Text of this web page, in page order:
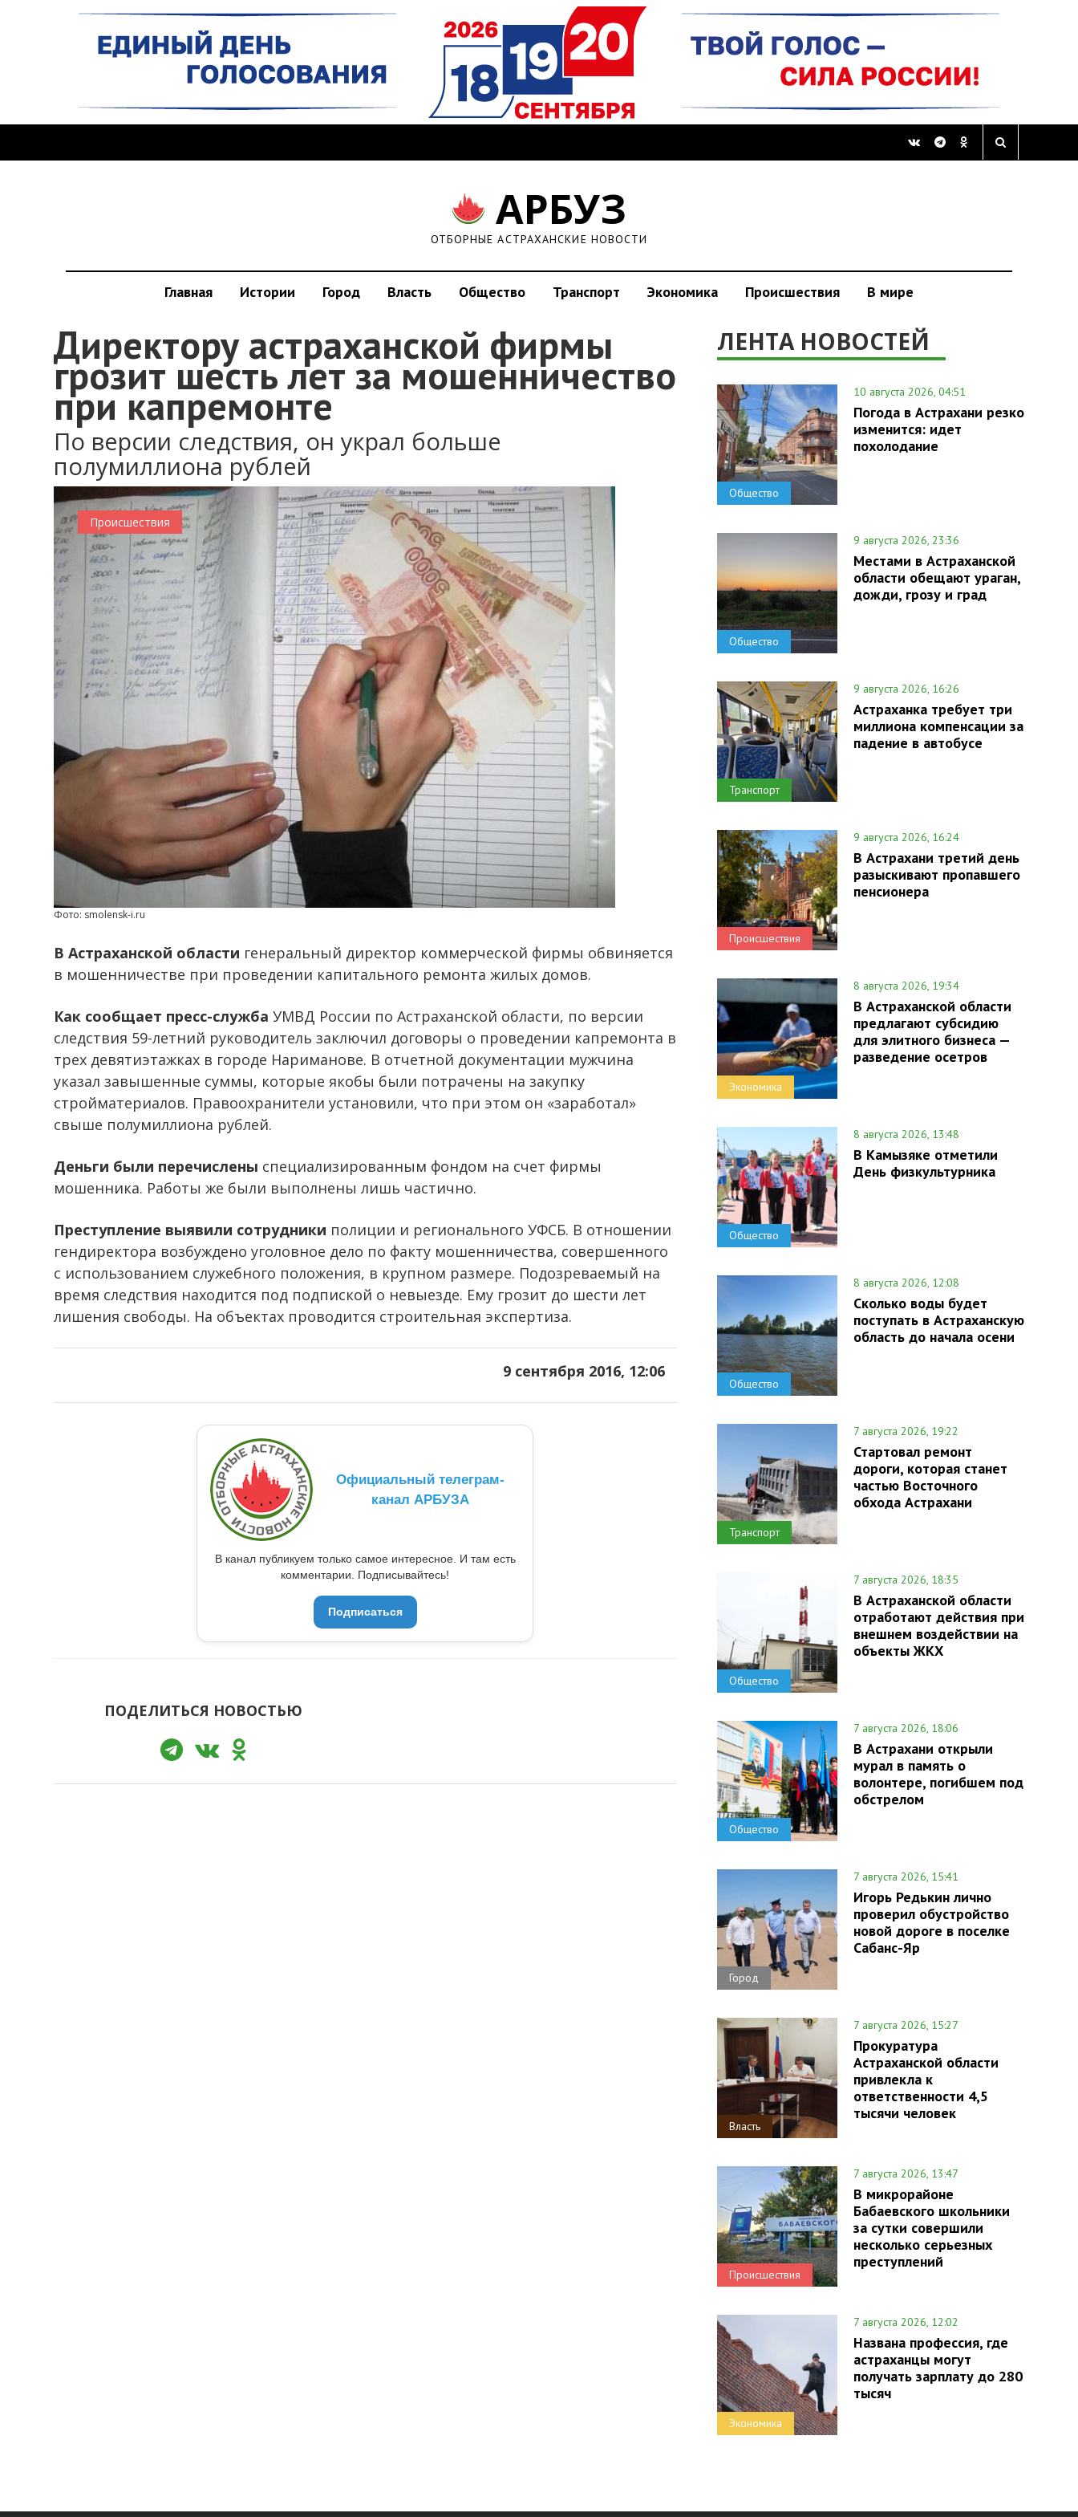
АРБУЗ
ОТБОРНЫЕ АСТРАХАНСКИЕ НОВОСТИ
Главная Истории Город Власть Общество Транспорт Экономика Происшествия В мире
Директору астраханской фирмы
грозит шесть лет за мошенничество
при капремонте
По версии следствия, он украл больше
полумиллиона рублей
0
Происшествия
Фото: smolensk-i.ru
В Астраханской области генеральный директор коммерческой фирмы обвиняется
в мошенничестве при проведении капитального ремонта жилых домов.
Как сообщает пресс-служба УМВД России по Астраханской области, по версии
следствия 59-летний руководитель заключил договоры о проведении капремонта в
трех девятиэтажках в городе Нариманове. В отчетной документации мужчина
указал завышенные суммы, которые якобы были потрачены на закупку
стройматериалов. Правоохранители установили, что при этом он «заработал»
свыше полумиллиона рублей.
Деньги были перечислены специализированным фондом на счет фирмы
мошенника. Работы же были выполнены лишь частично.
Преступление выявили сотрудники полиции и регионального УФСБ. В отношении
гендиректора возбуждено уголовное дело по факту мошенничества, совершенного
с использованием служебного положения, в крупном размере. Подозреваемый на
время следствия находится под подпиской о невыезде. Ему грозит до шести лет
лишения свободы. На объектах проводится строительная экспертиза.
9 сентября 2016, 12:06
Официальный телеграм-
канал АРБУЗА
В канал публикуем только самое интересное. И там есть
комментарии. Подписывайтесь!
Подписаться
ПОДЕЛИТЬСЯ НОВОСТЬЮ
ЛЕНТА НОВОСТЕЙ
Общество
10 августа 2026, 04:51
Погода в Астрахани резко
изменится: идет
похолодание
Общество
9 августа 2026, 23:36
Местами в Астраханской
области обещают ураган,
дожди, грозу и град
Транспорт
9 августа 2026, 16:26
Астраханка требует три
миллиона компенсации за
падение в автобусе
Происшествия
9 августа 2026, 16:24
В Астрахани третий день
разыскивают пропавшего
пенсионера
Экономика
8 августа 2026, 19:34
В Астраханской области
предлагают субсидию
для элитного бизнеса —
разведение осетров
Общество
8 августа 2026, 13:48
В Камызяке отметили
День физкультурника
Общество
8 августа 2026, 12:08
Сколько воды будет
поступать в Астраханскую
область до начала осени
Транспорт
7 августа 2026, 19:22
Стартовал ремонт
дороги, которая станет
частью Восточного
обхода Астрахани
Общество
7 августа 2026, 18:35
В Астраханской области
отработают действия при
внешнем воздействии на
объекты ЖКХ
Общество
7 августа 2026, 18:06
В Астрахани открыли
мурал в память о
волонтере, погибшем под
обстрелом
Город
7 августа 2026, 15:41
Игорь Редькин лично
проверил обустройство
новой дороге в поселке
Сабанс-Яр
Власть
7 августа 2026, 15:27
Прокуратура
Астраханской области
привлекла к
ответственности 4,5
тысячи человек
Происшествия
7 августа 2026, 13:47
В микрорайоне
Бабаевского школьники
за сутки совершили
несколько серьезных
преступлений
Экономика
7 августа 2026, 12:02
Названа профессия, где
астраханцы могут
получать зарплату до 280
тысяч